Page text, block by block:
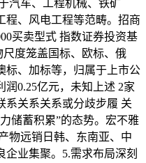
汽车、工程机械、铁矿
程、风电工程等范畴。招商
买卖型式 指数证券投资基
度笼盖国标、欧标、俄
标、加标等，归属于上市公
0.25亿元，未知上述 2家
系关系关系或分歧步履 关
储蓄积累”的态势。宏不雅
物远销日韩、东南亚、中
业集聚。5.需求布局深刻